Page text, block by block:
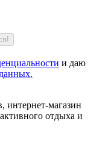
и даю
интернет-магазин
отдыха и